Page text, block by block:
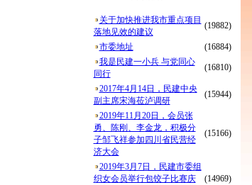
关于加快推进我市重点项目
落地见效的建议
(19882)
市委地址
(16884)
我是民建一小兵 与党同心
同行
(16810)
2017年4月14日，民建中央
副主席宋海莅泸调研
(15944)
2019年11月20日，会员张
勇、陈刚、李金龙，积极分
子邹飞祥参加四川省民营经
济大会
(15166)
2019年3月7日，民建市委组
织女会员举行包饺子比赛庆
(14969)